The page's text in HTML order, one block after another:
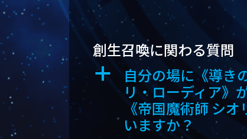
創生召喚に関わる質問
a
自分の場に《導き
リ・ローディア》
《帝国魔術師 シ
いますか？